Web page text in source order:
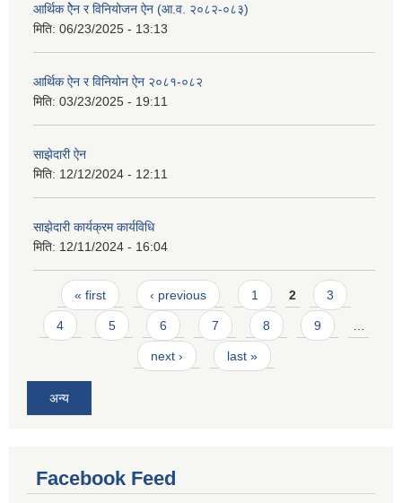
आर्थिक ऐेन र विनियोजन ऐन (आ.व. २०८२-०८‍३)
मिति: 06/23/2025 - 13:13
आर्थिक ऐन र विनियोन ऐन २०८१-०८२
मिति: 03/23/2025 - 19:11
साझेदारी ऐन
मिति: 12/12/2024 - 12:11
साझेदारी कार्यक्रम कार्यविधि
मिति: 12/11/2024 - 16:04
Pages
« first ‹ previous 1 2 3
4 5 6 7 8 9 …
next › last »
अन्य
Facebook Feed